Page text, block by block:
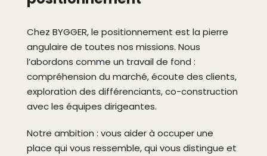
Chez BYGGER, le positionnement est la pierre
angulaire de toutes nos missions. Nous
l’abordons comme un travail de fond :
compréhension du marché, écoute des clients,
exploration des différenciants, co-construction
avec les équipes dirigeantes.
Notre ambition : vous aider à occuper une
place qui vous ressemble, qui vous distingue et